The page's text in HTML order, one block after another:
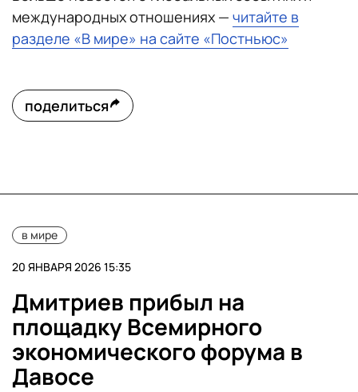
международных отношениях — читайте в
разделе «В мире» на сайте «Постньюс»
поделиться
в мире
20 ЯНВАРЯ 2026 15:35
Дмитриев прибыл на
площадку Всемирного
экономического форума в
Давосе